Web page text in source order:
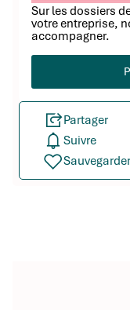
Sur les dossiers
votre entreprise,
accompagner.
Partager
Suivre
Sauvegarder